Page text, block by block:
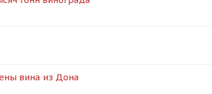
вина из Дона